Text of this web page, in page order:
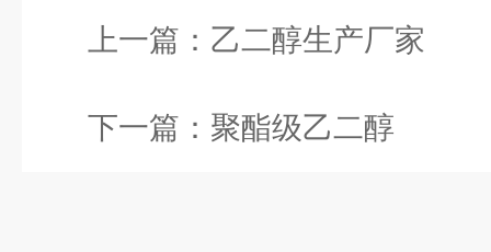
上一篇： 乙二醇生产厂家
下一篇： 聚酯级乙二醇